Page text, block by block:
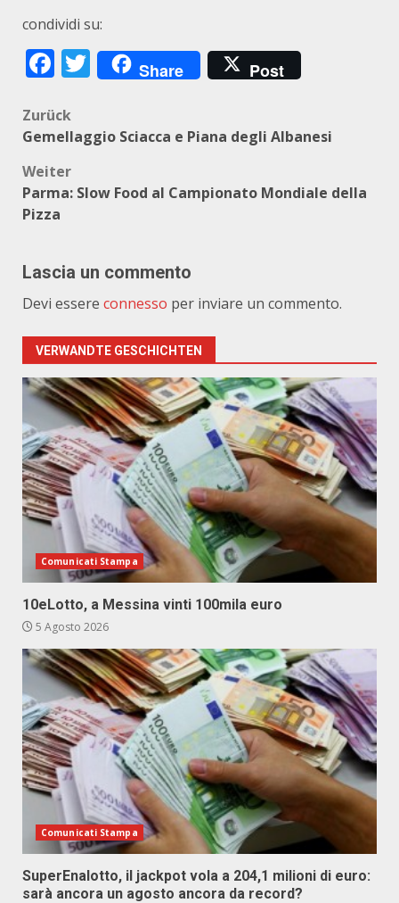
condividi su:
Facebook
Twitter
Share Post
Beitragsnavigation
Zurück
Gemellaggio Sciacca e Piana degli Albanesi
Weiter
Parma: Slow Food al Campionato Mondiale della
Pizza
Lascia un commento
Devi essere connesso per inviare un commento.
VERWANDTE GESCHICHTEN
Comunicati Stampa
10eLotto, a Messina vinti 100mila euro
5 Agosto 2026
Comunicati Stampa
SuperEnalotto, il jackpot vola a 204,1 milioni di euro:
sarà ancora un agosto ancora da record?